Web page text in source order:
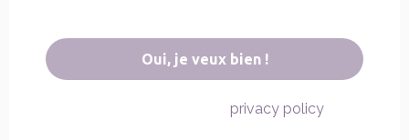
privacy policyfor